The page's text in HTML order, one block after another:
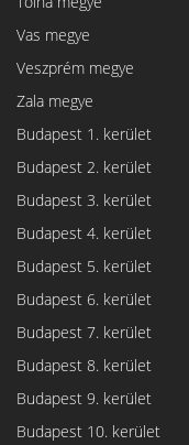
Vas megye
Veszprém megye
Zala megye
Budapest 1. kerület
Budapest 2. kerület
Budapest 3. kerület
Budapest 4. kerület
Budapest 5. kerület
Budapest 6. kerület
Budapest 7. kerület
Budapest 8. kerület
Budapest 9. kerület
Budapest 10. kerület